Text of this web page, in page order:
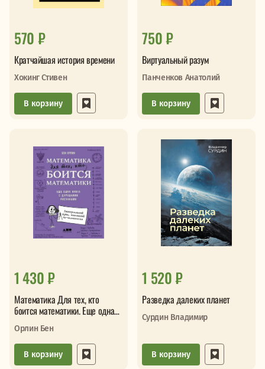
570 ₽
Кратчайшая история времени
Хокинг Стивен
В корзину
750 ₽
Виртуальный разум
Панченков Анатолий
В корзину
1 430 ₽
Математика Для тех, кто
боится математики. Еще одна
книга с дурацкими рисунками
Орлин Бен
В корзину
1 520 ₽
Разведка далеких планет
Сурдин Владимир
В корзину